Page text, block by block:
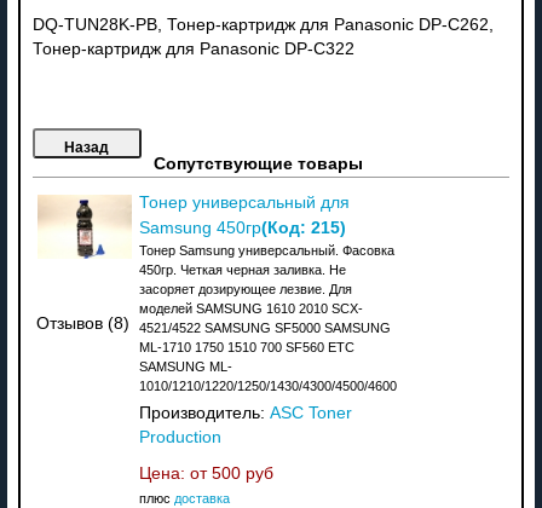
DQ-TUN28K-PB, Тонер-картридж для Panasonic DP-C262,
Тонер-картридж для Panasonic DP-C322
Сопутствующие товары
Отзывов (8)
Тонер универсальный для
Samsung 450гр(Код: 215)
Тонер Samsung универсальный. Фасовка
450гр. Четкая черная заливка. Не
засоряет дозирующее лезвие. Для
моделей SAMSUNG 1610 2010 SCX-
4521/4522 SAMSUNG SF5000 SAMSUNG
ML-1710 1750 1510 700 SF560 ETC
SAMSUNG ML-
1010/1210/1220/1250/1430/4300/4500/4600
Производитель: ASC Toner
Production
Цена: от 500 руб
плюс доставка